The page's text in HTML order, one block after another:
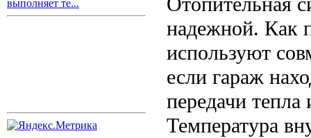
выполняет те...
надежной. Как
используют
если гараж
передачи
Температура